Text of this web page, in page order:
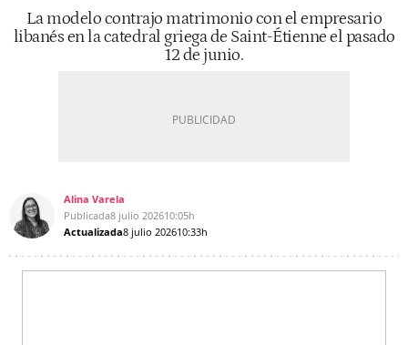
La modelo contrajo matrimonio con el empresario
libanés en la catedral griega de Saint-Étienne el pasado
12 de junio.
Alina Varela
Publicada8 julio 202610:05h
Actualizada8 julio 202610:33h